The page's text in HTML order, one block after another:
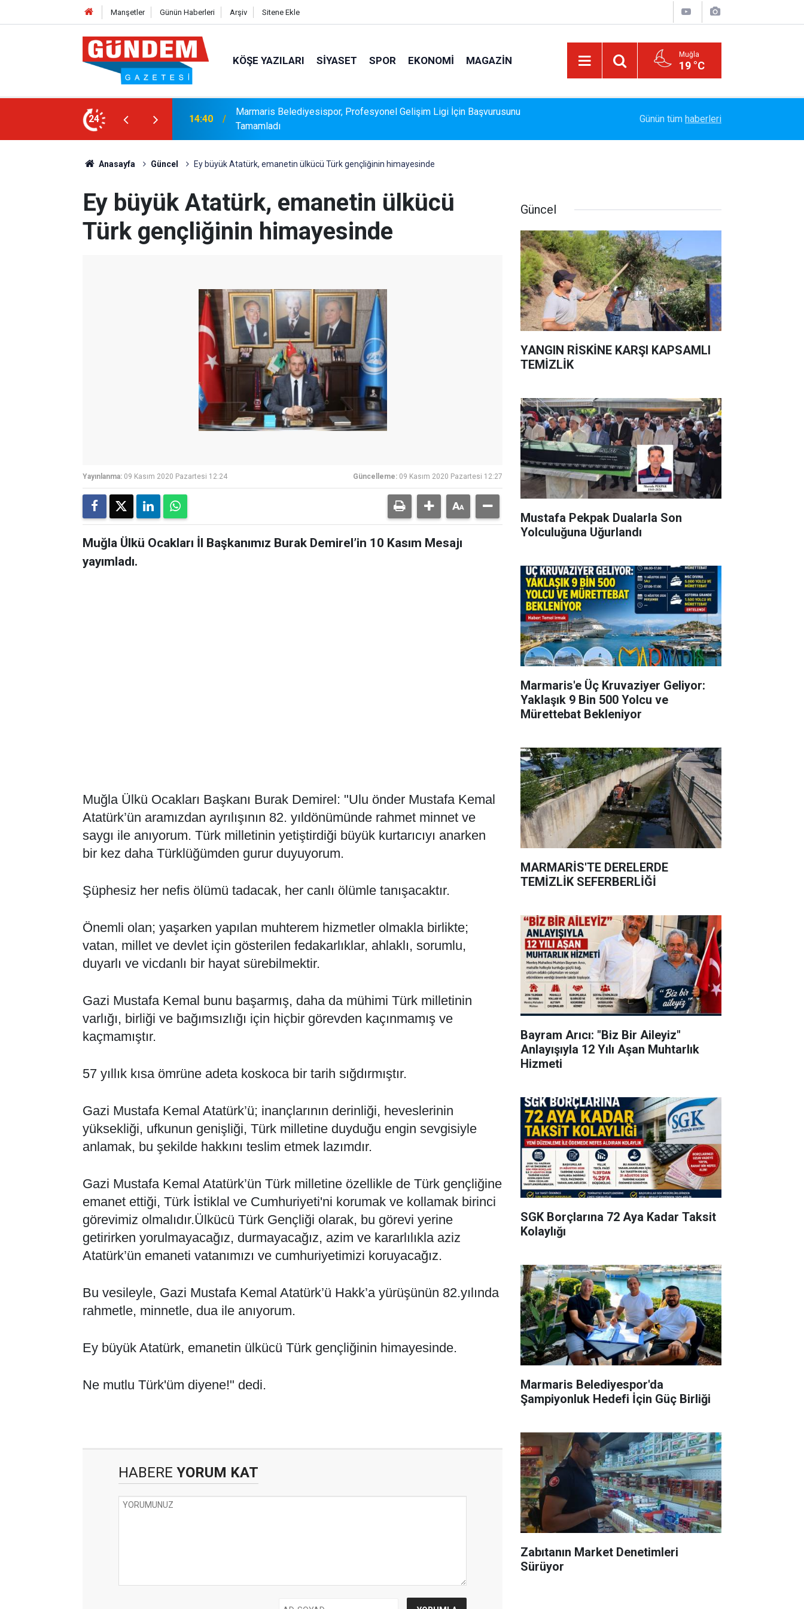
Manşetler Günün Haberleri Arşiv Sitene Ekle
KÖŞE YAZILARI SIYASET SPOR EKONOMI MAGAZIN Muğla
19 °C
24
Gelişim Ligi İçin Başvurusunu
14:15 Bakanlık Veri Sunamadı: Metin Ergun'dan Turizm Eleştirisi
Vazgeç Gel"
Günün tüm haberleri
Anasayfa Güncel Ey büyük Atatürk, emanetin ülkücü Türk gençliğinin himayesinde
Ey büyük Atatürk, emanetin ülkücü
Türk gençliğinin himayesinde
Yayınlanma: 09 Kasım 2020 Pazartesi 12:24 Güncelleme: 09 Kasım 2020 Pazartesi 12:27
Muğla Ülkü Ocakları İl Başkanımız Burak Demirel’in 10 Kasım Mesajı
yayımladı.
Muğla Ülkü Ocakları Başkanı Burak Demirel: "Ulu önder Mustafa Kemal
Atatürk’ün aramızdan ayrılışının 82. yıldönümünde rahmet minnet ve
saygı ile anıyorum. Türk milletinin yetiştirdiği büyük kurtarıcıyı anarken
bir kez daha Türklüğümden gurur duyuyorum.
Şüphesiz her nefis ölümü tadacak, her canlı ölümle tanışacaktır.
Önemli olan; yaşarken yapılan muhterem hizmetler olmakla birlikte;
vatan, millet ve devlet için gösterilen fedakarlıklar, ahlaklı, sorumlu,
duyarlı ve vicdanlı bir hayat sürebilmektir.
Gazi Mustafa Kemal bunu başarmış, daha da mühimi Türk milletinin
varlığı, birliği ve bağımsızlığı için hiçbir görevden kaçınmamış ve
kaçmamıştır.
57 yıllık kısa ömrüne adeta koskoca bir tarih sığdırmıştır.
Gazi Mustafa Kemal Atatürk’ü; inançlarının derinliği, heveslerinin
yüksekliği, ufkunun genişliği, Türk milletine duyduğu engin sevgisiyle
anlamak, bu şekilde hakkını teslim etmek lazımdır.
Gazi Mustafa Kemal Atatürk’ün Türk milletine özellikle de Türk gençliğine
emanet ettiği, Türk İstiklal ve Cumhuriyeti'ni korumak ve kollamak birinci
görevimiz olmalıdır.Ülkücü Türk Gençliği olarak, bu görevi yerine
getirirken yorulmayacağız, durmayacağız, azim ve kararlılıkla aziz
Atatürk’ün emaneti vatanımızı ve cumhuriyetimizi koruyacağız.
Bu vesileyle, Gazi Mustafa Kemal Atatürk’ü Hakk’a yürüşünün 82.yılında
rahmetle, minnetle, dua ile anıyorum.
Ey büyük Atatürk, emanetin ülkücü Türk gençliğinin himayesinde.
Ne mutlu Türk'üm diyene!" dedi.
HABERE YORUM KAT
Güncel
YANGIN RİSKİNE KARŞI KAPSAMLI
TEMİZLİK
Mustafa Pekpak Dualarla Son
Yolculuğuna Uğurlandı
Marmaris'e Üç Kruvaziyer Geliyor:
Yaklaşık 9 Bin 500 Yolcu ve
Mürettebat Bekleniyor
MARMARİS'TE DERELERDE
TEMİZLİK SEFERBERLİĞİ
Bayram Arıcı: "Biz Bir Aileyiz"
Anlayışıyla 12 Yılı Aşan Muhtarlık
Hizmeti
SGK Borçlarına 72 Aya Kadar Taksit
Kolaylığı
Marmaris Belediyespor'da
Şampiyonluk Hedefi İçin Güç Birliği
Zabıtanın Market Denetimleri
Sürüyor